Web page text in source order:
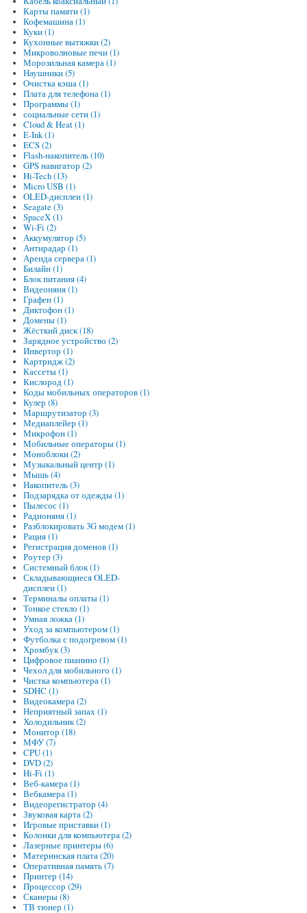
Карты памяти (1)
Кофемашина (1)
Куки (1)
Кухонные вытяжки (2)
Микроволновые печи (1)
Морозильная камера (1)
Наушники (5)
Очистка кэша (1)
Плата для телефона (1)
Программы (1)
социальные сети (1)
Cloud & Heat (1)
E-Ink (1)
ECS (2)
Flash-накопитель (10)
GPS навигатор (2)
Hi-Tech (13)
Micro USB (1)
OLED-дисплеи (1)
Seagate (3)
SpaceX (1)
Wi-Fi (2)
Аккумулятор (5)
Антирадар (1)
Аренда сервера (1)
Билайн (1)
Блок питания (4)
Видеоняня (1)
Графен (1)
Диктофон (1)
Домены (1)
Жёсткий диск (18)
Зарядное устройство (2)
Инвертор (1)
Картридж (2)
Кассеты (1)
Кислород (1)
Коды мобильных операторов (1)
Кулер (8)
Маршрутизатор (3)
Медиаплейер (1)
Микрофон (1)
Мобильные операторы (1)
Моноблоки (2)
Музыкальный центр (1)
Мышь (4)
Накопитель (3)
Подзарядка от одежды (1)
Пылесос (1)
Радионяня (1)
Разблокировать 3G модем (1)
Рация (1)
Регистрация доменов (1)
Роутер (3)
Системный блок (1)
Складывающиеся OLED-
дисплеи (1)
Терминалы оплаты (1)
Тонкое стекло (1)
Умная ложка (1)
Уход за компьютером (1)
Футболка с подогревом (1)
Хромбук (3)
Цифровое пианино (1)
Чехол для мобильного (1)
Чистка компьютера (1)
SDHC (1)
Видеокамера (2)
Неприятный запах (1)
Холодильник (2)
Монитор (18)
МФУ (7)
CPU (1)
DVD (2)
Hi-Fi (1)
Веб-камера (1)
Вебкамера (1)
Видеорегистратор (4)
Звуковая карта (2)
Игровые приставки (1)
Колонки для компьютера (2)
Лазерные принтеры (6)
Материнская плата (20)
Оперативная память (7)
Принтер (14)
Процессор (29)
Сканеры (8)
ТВ тюнер (1)